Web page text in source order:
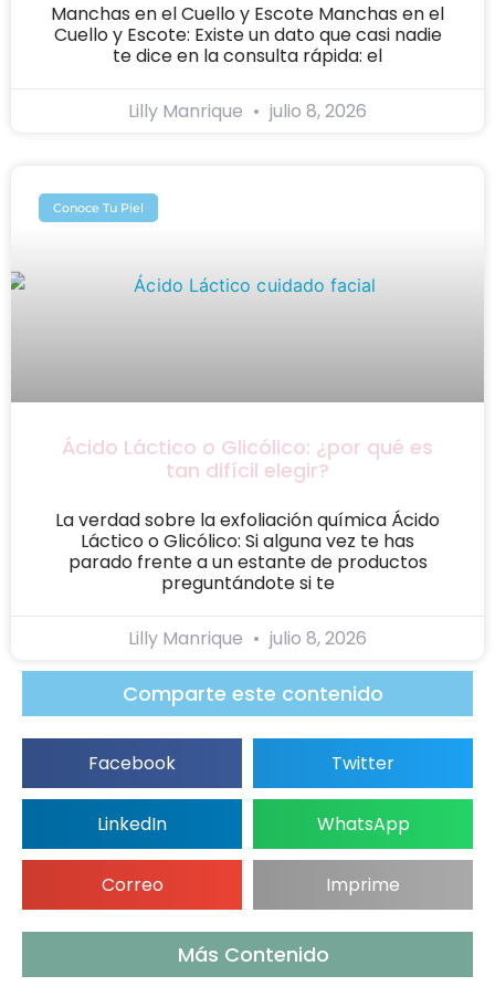
Manchas en el Cuello y Escote Manchas en el
Cuello y Escote: Existe un dato que casi nadie
te dice en la consulta rápida: el
Lilly Manrique julio 8, 2026
Conoce Tu Piel
Ácido Láctico o Glicólico: ¿por qué es
tan difícil elegir?
La verdad sobre la exfoliación química Ácido
Láctico o Glicólico: Si alguna vez te has
parado frente a un estante de productos
preguntándote si te
Lilly Manrique julio 8, 2026
Comparte este contenido
Facebook Twitter
LinkedIn WhatsApp
Correo Imprime
Más Contenido